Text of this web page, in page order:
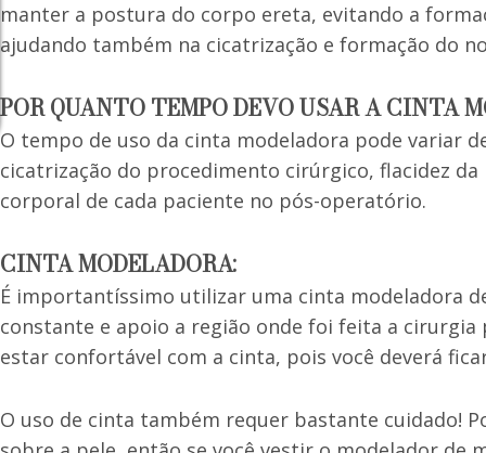
manter a postura do corpo ereta, evitando a
ajudando também na cicatrização e formação do
POR QUANTO TEMPO DEVO USAR A CINTA
O tempo de uso da cinta modeladora pode variar
cicatrização do procedimento cirúrgico, flacidez
corporal de cada paciente no pós-operatório.
CINTA MODELADORA:
É importantíssimo utilizar uma cinta modeladora
constante e apoio a região onde foi feita a
estar confortável com a cinta, pois você deverá
O uso de cinta também requer bastante cuidado!